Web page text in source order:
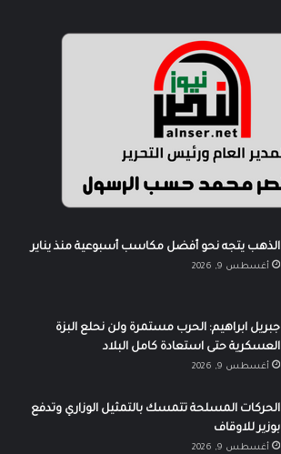
الذهب يتجه نحو أفضل مكاسب أسبوعية منذ يناير
أغسطس 9, 2026
جبريل ابراهيم: الحرب مستمرة ولن نحلع البزة
العسكرية حتى استعادة كامل البلاد
أغسطس 9, 2026
الحركات المسلحة تتمسك بالتمثيل الوزاري وتدفع
بوزير للاوقاف
أغسطس 9, 2026